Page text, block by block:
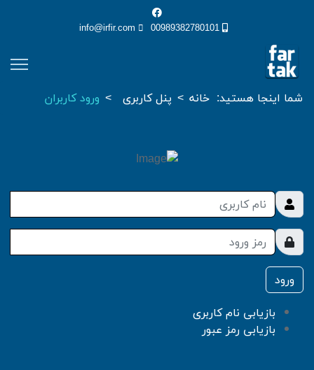
00989382780101
info@irfir.com
شما اینجا هستید: خانه پنل کاربری ورود کاربران
ورود
بازیابی نام کاربری
بازیابی رمز عبور